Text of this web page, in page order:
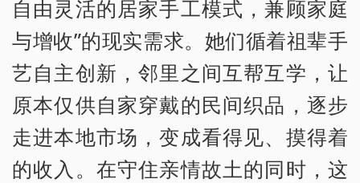
自由灵活的居家手工模式，兼顾家庭
与增收”的现实需求。她们循着祖辈手
艺自主创新，邻里之间互帮互学，让
原本仅供自家穿戴的民间织品，逐步
走进本地市场，变成看得见、摸得着
的收入。在守住亲情故土的同时，这